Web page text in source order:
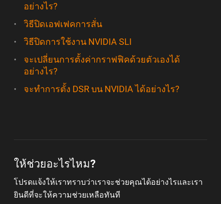
อย่างไร?
วิธีปิดเอฟเฟคการสั่น
วิธีปิดการใช้งาน NVIDIA SLI
จะเปลี่ยนการตั้งค่ากราฟฟิคด้วยตัวเองได้
อย่างไร?
จะทำการตั้ง DSR บน NVIDIA ได้อย่างไร?
ให้ช่วยอะไรไหม?
โปรดแจ้งให้เราทราบว่าเราจะช่วยคุณได้อย่างไรและเรา
ยินดีที่จะให้ความช่วยเหลือทันที